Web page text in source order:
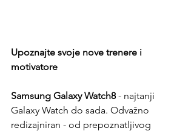
Upoznajte svoje nove trenere i
motivatore
Samsung Galaxy Watch8 - najtanji
Galaxy Watch do sada. Odvažno
redizajniran - od prepoznatljivog